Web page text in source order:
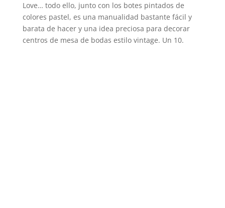
Love… todo ello, junto con los botes pintados de
colores pastel, es una manualidad bastante fácil y
barata de hacer y una idea preciosa para decorar
centros de mesa de bodas estilo vintage. Un 10.